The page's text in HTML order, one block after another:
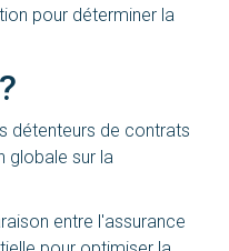
pour déterminer la
détenteurs de contrats
globale sur la
entre l'assurance